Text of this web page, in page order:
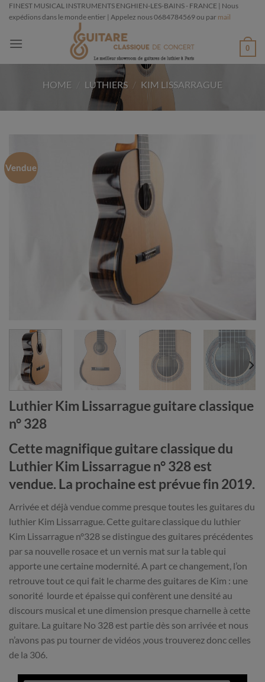
Passer
au
FINEST MUSICAL INSTRUMENTS ENGHIEN-LES-BAINS - FRANCE | Nous
expédions dans le monde entier | Appelez nous 0684784569 ou par mail
0
HOME LUTHIERS / KIM LISSARRAGUE
Vendue
Luthier Kim Lissarrague guitare classique
n° 328
Cette magnifique guitare classique du
Luthier Kim Lissarrague n° 328 est
vendue. La prochaine est prévue fin 2019.
Arrivée et déjà vendue comme presque toutes les guitares du
luthier Kim Lissarrague. Cette guitare classique du luthier
Kim Lissarrague n°328 se distingue des guitares précédentes
par sa nouvelle rosace et un vernis mat sur la table qui
apporte une certaine modernité. A part ce changement, l’on
retrouve tout ce qui fait le charme des guitares de Kim : une
sonorité lourde et épaisse qui confèrent une densité au
discours musical et une dimension presque charnelle à cette
guitare. La guitare No 328 est partie dès son arrivée et nous
n’avons pas pu tourner de vidéos ,vous trouverez donc celles
de la 306.